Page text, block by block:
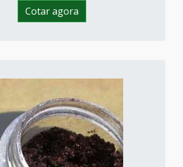
Cotar agora